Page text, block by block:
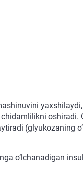
oshiradi.
(glyukozaning
o‘lchanadigan